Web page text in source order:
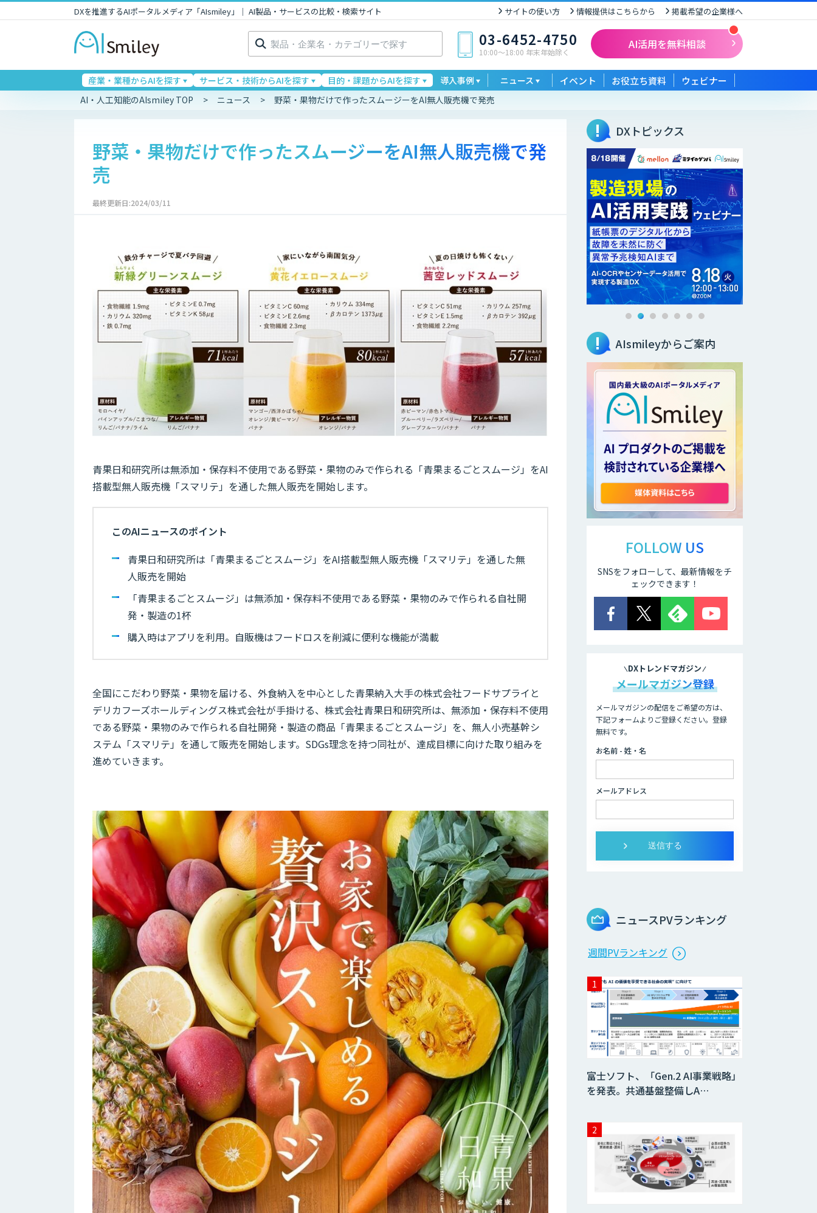
DXを推進するAIポータルメディア「AIsmiley」｜ AI製品・サービスの比較・検索サイト サイトの使い方 情報提供はこちらから 掲載希望の企業様へ
検
索: 03-6452-4750
10:00〜18:00 年末年始除く
AI活用を無料相談
産業・業種からAIを探す サービス・技術からAIを探す 目的・課題からAIを探す 導入事例 ニュース イベント お役立ち資料 ウェビナー
AI・人工知能のAIsmiley TOP ニュース 野菜・果物だけで作ったスムージーをAI無人販売機で発売
野菜・果物だけで作ったスムージーをAI無人販売機で発
売
最終更新日:2024/03/11
青果日和研究所は無添加・保存料不使用である野菜・果物のみで作られる「青果まるごとスムージ」をAI
搭載型無人販売機「スマリテ」を通した無人販売を開始します。
このAIニュースのポイント
青果日和研究所は「青果まるごとスムージ」をAI搭載型無人販売機「スマリテ」を通した無
人販売を開始
「青果まるごとスムージ」は無添加・保存料不使用である野菜・果物のみで作られる自社開
発・製造の1杯
購入時はアプリを利用。自販機はフードロスを削減に便利な機能が満載
全国にこだわり野菜・果物を届ける、外食納入を中心とした青果納入大手の株式会社フードサプライと
デリカフーズホールディングス株式会社が手掛ける、株式会社青果日和研究所は、無添加・保存料不使用
である野菜・果物のみで作られる自社開発・製造の商品「青果まるごとスムージ」を、無人小売基幹シ
ステム「スマリテ」を通して販売を開始します。SDGs理念を持つ同社が、達成目標に向けた取り組みを
進めていきます。
DXトピックス
AIsmileyからご案内
FOLLOW US
SNSをフォローして、最新情報をチ
ェックできます！
DXトレンドマガジン
メールマガジン登録
メールマガジンの配信をご希望の方は、
下記フォームよりご登録ください。登録
無料です。
お名前 - 姓・名
メールアドレス
ニュースPVランキング
週間PVランキング
富士ソフト、「Gen.2 AI事業戦略」
を発表。共通基盤整備しA…